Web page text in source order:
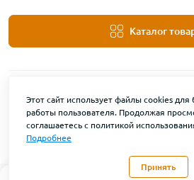
Каталог
Этот сайт использует файлы cookies
работы пользователя. Продолжая
соглашаетесь с политикой
Подробнее
Принять